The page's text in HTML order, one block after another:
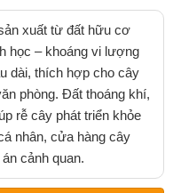
xuất từ đất hữu cơ
học – khoáng vi lượng
dài, thích hợp cho cây
phòng. Đất thoáng khí,
rễ cây phát triển khỏe
nhân, cửa hàng cây
cảnh quan.